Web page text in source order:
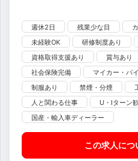
週休2日 残業少な目
未経験OK
研修制度あり
資格取得支援あり
賞与あり
社会保険完備
マイカー・バ
制服あり
禁煙・分煙
人と関わる仕事
U・Iターン
国産・輸入車ディーラー
この求人につ